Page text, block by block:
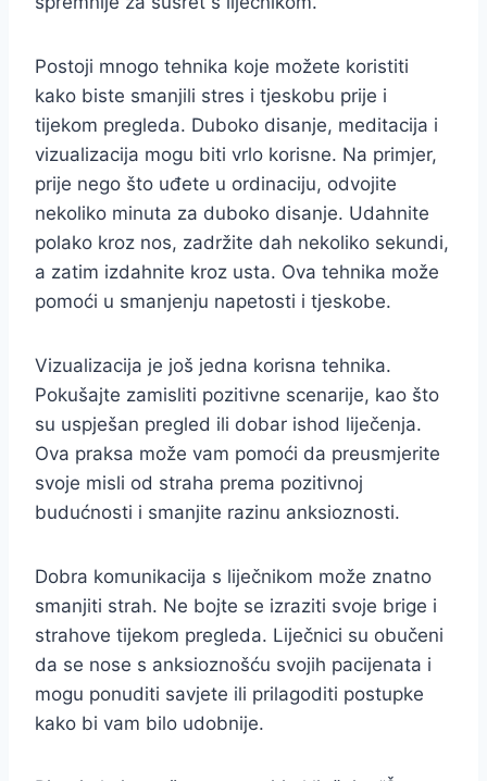
Postoji mnogo tehnika koje možete koristiti
kako biste smanjili stres i tjeskobu prije i
tijekom pregleda. Duboko disanje, meditacija i
vizualizacija mogu biti vrlo korisne. Na primjer,
prije nego što uđete u ordinaciju, odvojite
nekoliko minuta za duboko disanje. Udahnite
polako kroz nos, zadržite dah nekoliko sekundi,
a zatim izdahnite kroz usta. Ova tehnika može
pomoći u smanjenju napetosti i tjeskobe.
Vizualizacija je još jedna korisna tehnika.
Pokušajte zamisliti pozitivne scenarije, kao što
su uspješan pregled ili dobar ishod liječenja.
Ova praksa može vam pomoći da preusmjerite
svoje misli od straha prema pozitivnoj
budućnosti i smanjite razinu anksioznosti.
Dobra komunikacija s liječnikom može znatno
smanjiti strah. Ne bojte se izraziti svoje brige i
strahove tijekom pregleda. Liječnici su obučeni
da se nose s anksioznošću svojih pacijenata i
mogu ponuditi savjete ili prilagoditi postupke
kako bi vam bilo udobnije.